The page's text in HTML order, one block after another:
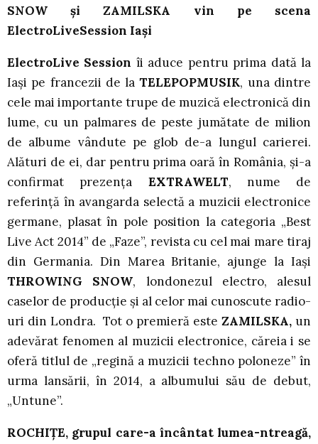
SNOW și ZAMILSKA vin pe scena
ElectroLiveSession Iași
ElectroLive Session îi aduce pentru prima dată la
Iaşi pe francezii de laTELEPOPMUSIK, una dintre
cele mai importante trupe de muzică electronică din
lume, cu un palmares de peste jumătate de milion
de albume vândute pe glob de-a lungul carierei.
Alături de ei, dar pentru prima oară în România, şi-a
confirmat prezenţa EXTRAWELT, nume de
referință în avangarda selectă a muzicii electronice
germane, plasat în pole position la categoria „Best
Live Act 2014” de „Faze”, revista cu cel mai mare tiraj
din Germania. Din Marea Britanie, ajunge la Iaşi
THROWING SNOW, londonezul electro, alesul
caselor de producție și al celor mai cunoscute radio-
uri din Londra. Tot o premieră este ZAMILSKA, un
adevărat fenomen al muzicii electronice, căreia i se
oferă titlul de „regină a muzicii techno poloneze” în
urma lansării, în 2014, a albumului său de debut,
„Untune”.
ROCHIȚE, grupul care-a încântat lumea-ntreagă,